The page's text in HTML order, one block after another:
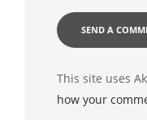
This site uses
how your